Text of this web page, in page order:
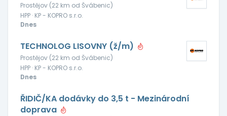
Prostějov (22 km od Švábenic)
HPP · KP - KOPRO s.r.o.
Dnes
TECHNOLOG LISOVNY (ž/m)
Prostějov (22 km od Švábenic)
HPP · KP - KOPRO s.r.o.
Dnes
ŘIDIČ/KA dodávky do 3,5 t - Mezinárodní
doprava